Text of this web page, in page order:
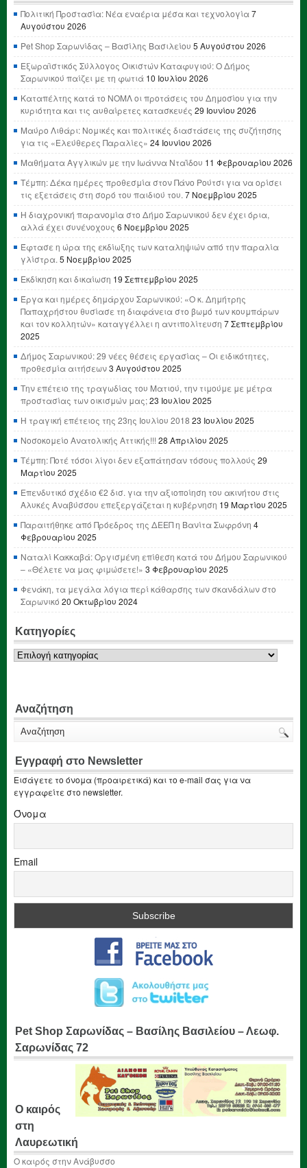
Πολιτική Προστασία: Νέα εναέρια μέσα και τεχνολογία7
Αυγούστου 2026
Pet Shop Σαρωνίδας – Βασίλης Βασιλείου 5 Αυγούστου 2026
Εξωραϊστικός Σύλλογος Οικιστών Καταφυγιού: Ο Δήμος
Σαρωνικού παίζει με τη φωτιά 10 Ιουλίου 2026
Καταπέλτης κατά το ΝΟΜΛ οι προτάσεις του Δημοσίου για την
κυριότητα και τις αυθαίρετες κατασκευές 29 Ιουνίου 2026
Μαύρο Λιθάρι: Νομικές και πολιτικές διαστάσεις της συζήτησης
για τις «Ελεύθερες Παραλίες» 24 Ιουνίου 2026
Μαθήματα Αγγλικών με την Ιωάννα Νταΐδου 11 Φεβρουαρίου 2026
Τέμπη: Δέκα ημέρες προθεσμία στον Πάνο Ρούτσι για να ορίσει
τις εξετάσεις στη σορό του παιδιού του. 7 Νοεμβρίου 2025
Η διαχρονική παρανομία στο Δήμο Σαρωνικού δεν έχει όρια,
αλλά έχει συνένοχους 6 Νοεμβρίου 2025
Έφτασε η ώρα της εκδίωξης των καταληψιών από την παραλία
γλίστρα. 5 Νοεμβρίου 2025
Εκδίκηση και δικαίωση 19 Σεπτεμβρίου 2025
Έργα και ημέρες δημάρχου Σαρωνικού: «Ο κ. Δημήτρης
Παπαχρήστου θυσίασε τη διαφάνεια στο βωμό των κουμπάρων
και τον κολλητών» καταγγέλλει η αντιπολίτευση 7 Σεπτεμβρίου
2025
Δήμος Σαρωνικού: 29 νέες θέσεις εργασίας – Οι ειδικότητες,
προθεσμία αιτήσεων3 Αυγούστου 2025
Την επέτειο της τραγωδίας του Ματιού, την τιμούμε με μέτρα
προστασίας των οικισμών μας;23 Ιουλίου 2025
Η τραγική επέτειος της 23ης Ιουλίου 2018 23 Ιουλίου 2025
Νοσοκομείο Ανατολικής Αττικής!!! 28 Απριλίου 2025
Τέμπη: Ποτέ τόσοι λίγοι δεν εξαπάτησαν τόσους πολλούς 29
Μαρτίου 2025
Επενδυτικό σχέδιο €2 δισ. για την αξιοποίηση του ακινήτου στις
Αλυκές Αναβύσσου επεξεργάζεται η κυβέρνηση 19 Μαρτίου 2025
Παραιτήθηκε από Πρόεδρος της ΔΕΕΠ η Βανίτα Σωφρόνη 4
Φεβρουαρίου 2025
Ναταλί Κακκαβά: Οργισμένη επίθεση κατά του Δήμου Σαρωνικού
– «Θέλετε να μας φιμώσετε!» 3 Φεβρουαρίου 2025
Φενάκη, τα μεγάλα λόγια περί κάθαρσης των σκανδάλων στο
Σαρωνικό 20 Οκτωβρίου 2024
Κατηγορίες
Κατηγορίες
Αναζήτηση
Εγγραφή στο Newsletter
Εισάγετε το όνομα (προαιρετικά) και το e-mail σας για να
εγγραφείτε στο newsletter.
Όνομα
Email
Pet Shop Σαρωνίδας – Βασίλης Βασιλείου – Λεωφ.
Σαρωνίδας 72
Ο καιρός
στη
Λαυρεωτική
Ο καιρός στην Ανάβυσσο